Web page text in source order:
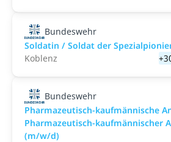
Bundeswehr
Soldatin / Soldat der
Koblenz
Bundeswehr
Pharmazeutisch-kaufmännische
Pharmazeutisch-kaufmännischer
(m/w/d)